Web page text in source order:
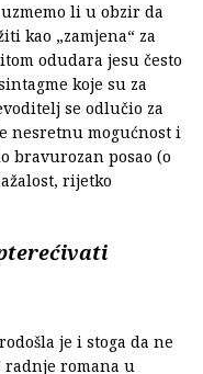
li u obzir da
kao „zamjena“ za
odudara jesu često
koje su za
se odlučio za
nesretnu mogućnost i
bravurozan posao (o
rijetko
je i stoga da ne
radnje romana u